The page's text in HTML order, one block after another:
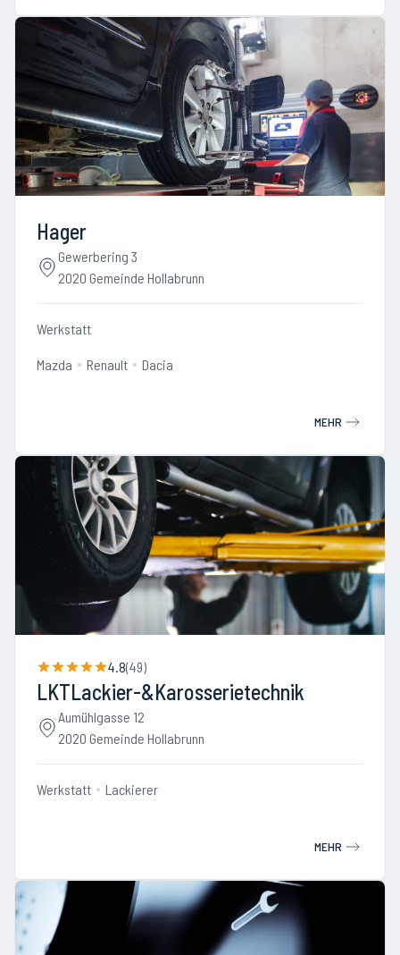
Hager
Gewerbering 3
2020 Gemeinde Hollabrunn
Werkstatt
Mazda Renault Dacia
MEHR
4.8(49)
LKTLackier-&Karosserietechnik
Aumühlgasse 12
2020 Gemeinde Hollabrunn
Werkstatt Lackierer
MEHR